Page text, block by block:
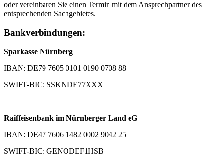
oder vereinbaren Sie einen Termin mit dem Ansprechpartner des
entsprechenden Sachgebietes.
Bankverbindungen:
Sparkasse Nürnberg
IBAN: DE79 7605 0101 0190 0708 88
SWIFT-BIC: SSKNDE77XXX
Raiffeisenbank im Nürnberger Land eG
IBAN: DE47 7606 1482 0002 9042 25
SWIFT-BIC: GENODEF1HSB